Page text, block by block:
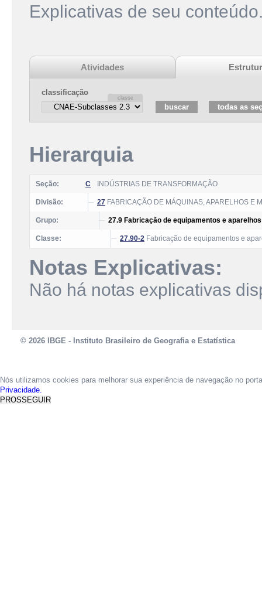
Explicativas de seu
Atividades
classificação
Hierarquia
Seção: C INDÚSTRIAS DE TRANSFORMAÇÃO
Divisão: 27 FABRICAÇÃO DE MÁQUINAS, APARELHOS E
Grupo: 27.9 Fabricação de equipamentos e
Classe: 27.90-2 Fabricação de equipamentos e
Notas Explicativas:
Não há notas explicativas
© 2026 IBGE - Instituto Brasileiro de Geografia e Estatística
Nós utilizamos cookies para melhorar sua experiência de navegação no
Privacidade.
PROSSEGUIR